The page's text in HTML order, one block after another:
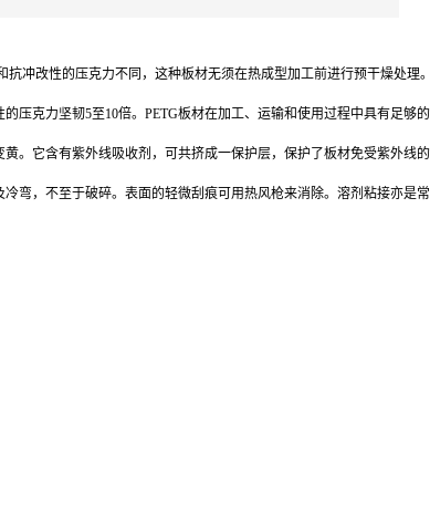
冲改性的压克力不同，这种板材无须在热成型加工前进行预干燥处理
压克力坚韧5至10倍。PETG板材在加工、运输和使用过程中具有足够
。它含有紫外线吸收剂，可共挤成一保护层，保护了板材免受紫外线的
弯，不至于破碎。表面的轻微刮痕可用热风枪来消除。溶剂粘接亦是